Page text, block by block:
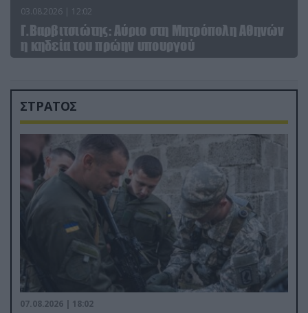
03.08.2026 | 12:02
Γ.Βαρβιτσιώτης: Aύριο στη Μητρόπολη Αθηνών
η κηδεία του πρώην υπουργού
ΣΤΡΑΤΟΣ
07.08.2026 | 18:02